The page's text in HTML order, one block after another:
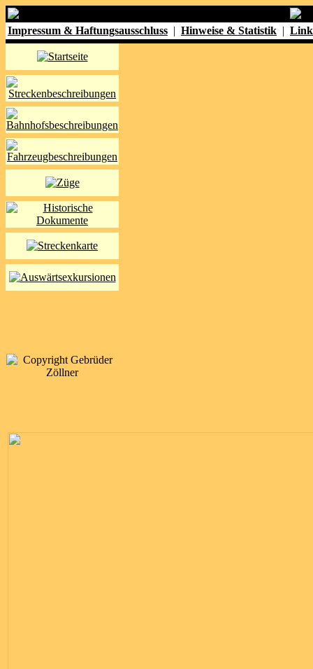
Impressum & Haftungsausschluss | Hinweise & Statistik |